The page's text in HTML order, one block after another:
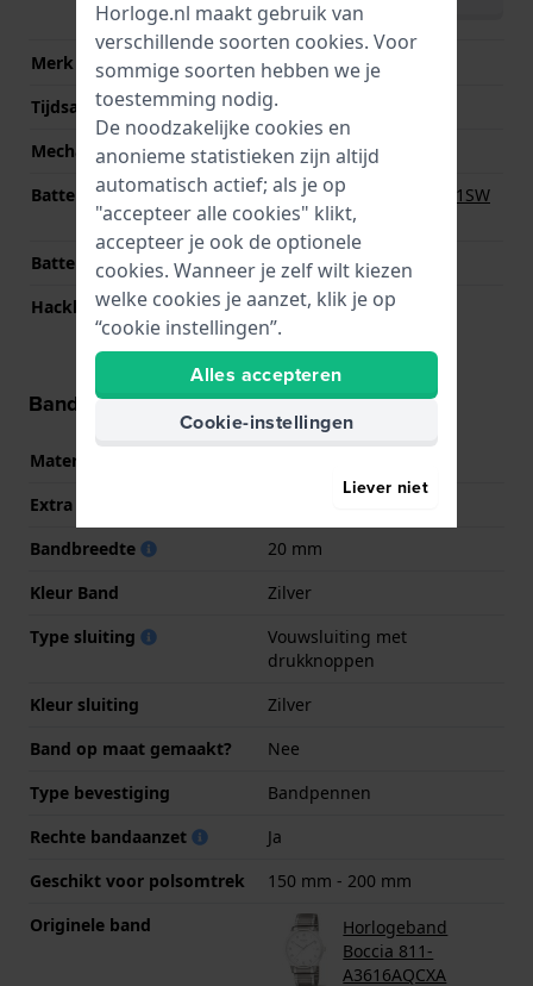
(English)
Merk uurwerk
Miyota
Tijdsaanduiding
Analoog
Mechanisme
Quartz
Batterij
Renata R364 364 / SR621SW
Batterij
Batterijduur
36 Maanden
Hackbaar
Ja
Band informatie
Materiaal Band
Extra info
Bandbreedte
20 mm
Kleur Band
Zilver
Type sluiting
Vouwsluiting met
drukknoppen
Kleur sluiting
Zilver
Band op maat gemaakt?
Nee
Type bevestiging
Bandpennen
Rechte bandaanzet
Ja
Geschikt voor polsomtrek
150 mm - 200 mm
Originele band
Horlogeband
Boccia 811-
A3616AQCXA
Horloge.nl maakt gebruik van
verschillende soorten cookies. Voor
sommige soorten hebben we je
toestemming nodig.
De noodzakelijke cookies en
anonieme statistieken zijn altijd
automatisch actief; als je op
"accepteer alle cookies" klikt,
accepteer je ook de optionele
cookies. Wanneer je zelf wilt kiezen
welke cookies je aanzet, klik je op
“cookie instellingen”.
Alles accepteren
Cookie-instellingen
Liever niet